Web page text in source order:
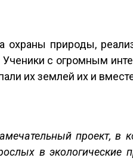
охраны природы,
с огромным
их землей их и
проект,
в экологические